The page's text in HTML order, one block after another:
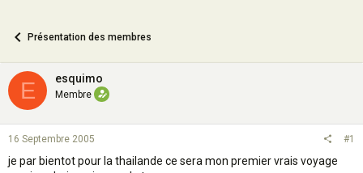
Présentation des membres
E esquimo
Membre
16 Septembre 2005 #1
je par bientot pour la thailande ce sera mon premier vrais voyage